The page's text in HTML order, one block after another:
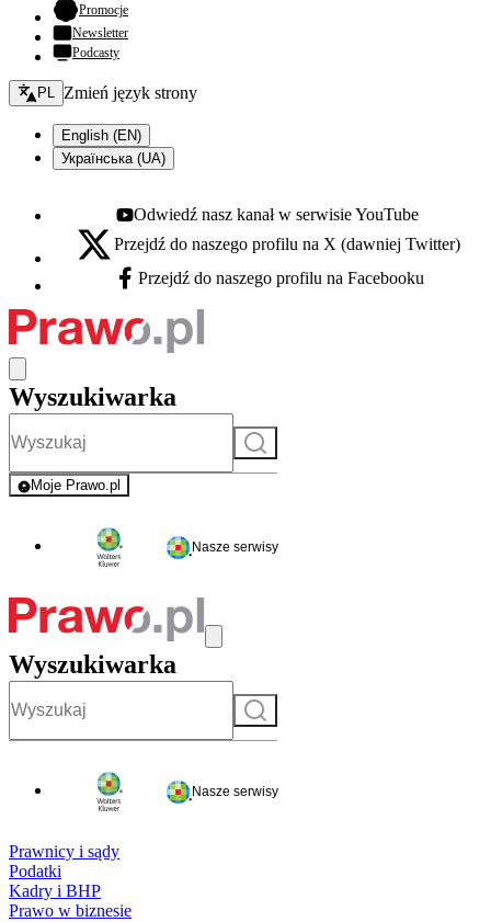
Promocje- otwiera się w nowej karcie
Newsletter
Podcasty
Zmień język - bieżący:
PL Zmień język strony
English (EN)
Українська (UA)
Youtube - otwiera się w nowej karcie
Odwiedź nasz kanał w serwisie YouTube
X - otwiera się w nowej karcie
Przejdź do naszego profilu na X (dawniej Twitter)
Facebook - otwiera się w nowej karcie
Przejdź do naszego profilu na Facebooku
Wyszukiwarka
Szukaj
Moje Prawo.pl
- rejestracja i logowanie do serwisu
Nasze serwisy
Wyszukiwarka
Szukaj
Nasze serwisy
Prawnicy i sądy
Podatki
Kadry i BHP
Prawo w biznesie